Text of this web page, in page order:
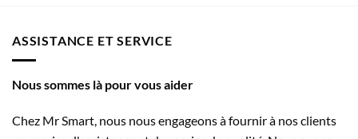
ASSISTANCE ET SERVICE
Nous sommes là pour vous aider
Chez Mr Smart, nous nous engageons à fournir à nos clients